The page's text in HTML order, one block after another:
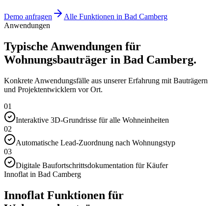
Demo anfragen
Alle Funktionen in Bad Camberg
Anwendungen
Typische Anwendungen für
Wohnungsbauträger in Bad Camberg.
Konkrete Anwendungsfälle aus unserer Erfahrung mit Bauträgern
und Projektentwicklern vor Ort.
01
Interaktive 3D-Grundrisse für alle Wohneinheiten
02
Automatische Lead-Zuordnung nach Wohnungstyp
03
Digitale Baufortschrittsdokumentation für Käufer
Innoflat in Bad Camberg
Innoflat Funktionen für